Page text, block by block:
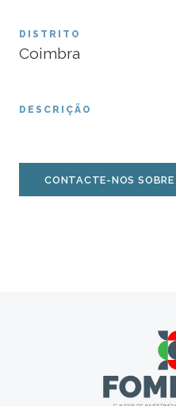
DISTRITO
Coimbra
DESCRIÇÃO
CONTACTE-NOS